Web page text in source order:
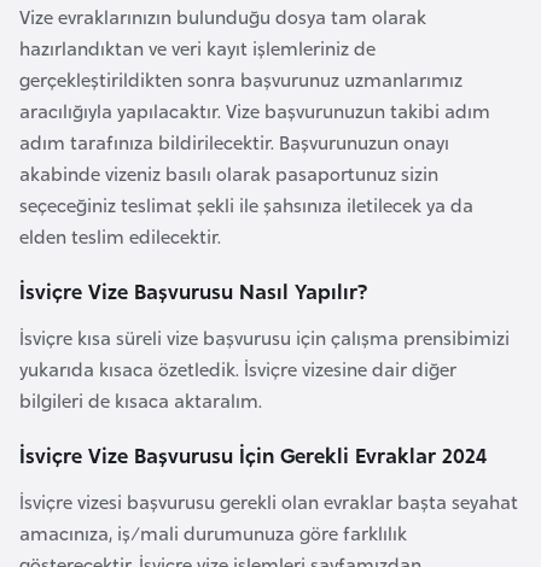
Vize evraklarınızın bulunduğu dosya tam olarak
hazırlandıktan ve veri kayıt işlemleriniz de
gerçekleştirildikten sonra başvurunuz uzmanlarımız
aracılığıyla yapılacaktır. Vize başvurunuzun takibi adım
adım tarafınıza bildirilecektir. Başvurunuzun onayı
akabinde vizeniz basılı olarak pasaportunuz sizin
seçeceğiniz teslimat şekli ile şahsınıza iletilecek ya da
elden teslim edilecektir.
İsviçre Vize Başvurusu Nasıl Yapılır?
İsviçre kısa süreli vize başvurusu için çalışma prensibimizi
yukarıda kısaca özetledik. İsviçre vizesine dair diğer
bilgileri de kısaca aktaralım.
İsviçre Vize Başvurusu İçin Gerekli Evraklar 2024
İsviçre vizesi başvurusu gerekli olan evraklar başta seyahat
amacınıza, iş/mali durumunuza göre farklılık
i
s
t
a
n
B
r
i
n
a
F
s
o